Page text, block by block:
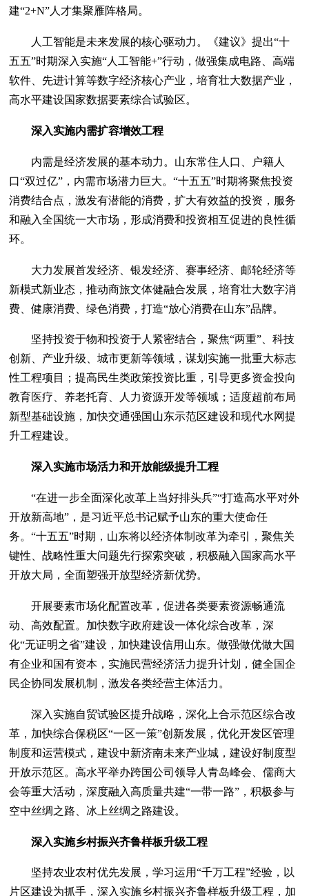
建“2+N”人才集聚雁阵格局。
人工智能是未来发展的核心驱动力。《建议》提出“十
五五”时期深入实施“人工智能+”行动，做强集成电路、高端
软件、先进计算等数字经济核心产业，培育壮大数据产业，
高水平建设国家数据要素综合试验区。
深入实施内需扩容增效工程
内需是经济发展的基本动力。山东常住人口、户籍人
口“双过亿”，内需市场潜力巨大。“十五五”时期将聚焦投资
消费结合点，激发有潜能的消费，扩大有效益的投资，服务
和融入全国统一大市场，形成消费和投资相互促进的良性循
环。
大力发展首发经济、银发经济、赛事经济、邮轮经济等
新模式新业态，推动商旅文体健融合发展，培育壮大数字消
费、健康消费、绿色消费，打造“放心消费在山东”品牌。
坚持投资于物和投资于人紧密结合，聚焦“两重”、科技
创新、产业升级、城市更新等领域，谋划实施一批重大标志
性工程项目；提高民生类政策投资比重，引导更多资金投向
教育医疗、养老托育、人力资源开发等领域；适度超前布局
新型基础设施，加快交通强国山东示范区建设和现代水网提
升工程建设。
深入实施市场活力和开放能级提升工程
“在进一步全面深化改革上当好排头兵”“打造高水平对外
开放新高地”，是习近平总书记赋予山东的重大使命任
务。“十五五”时期，山东将以经济体制改革为牵引，聚焦关
键性、战略性重大问题先行探索突破，积极融入国家高水平
开放大局，全面塑强开放型经济新优势。
开展要素市场化配置改革，促进各类要素资源畅通流
动、高效配置。加快数字政府建设一体化综合改革，深
化“无证明之省”建设，加快建设信用山东。做强做优做大国
有企业和国有资本，实施民营经济活力提升计划，健全国企
民企协同发展机制，激发各类经营主体活力。
深入实施自贸试验区提升战略，深化上合示范区综合改
革，加快综合保税区“一区一策”创新发展，优化开发区管理
制度和运营模式，建设中新济南未来产业城，建设好制度型
开放示范区。高水平举办跨国公司领导人青岛峰会、儒商大
会等重大活动，深度融入高质量共建“一带一路”，积极参与
空中丝绸之路、冰上丝绸之路建设。
深入实施乡村振兴齐鲁样板升级工程
坚持农业农村优先发展，学习运用“千万工程”经验，以
片区建设为抓手，深入实施乡村振兴齐鲁样板升级工程，加